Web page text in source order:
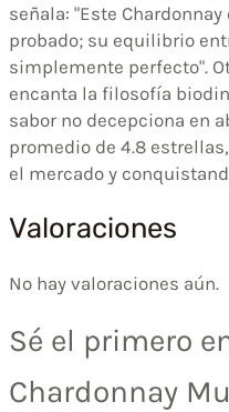
señala: "Este
probado; su equilibrio
simplemente perfecto".
encanta la filosofía
sabor no decepciona en
promedio de 4.8
el mercado y
Valoraciones
No hay valoraciones aún.
Sé el primero
Chardonnay